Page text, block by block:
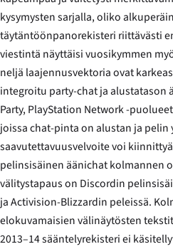
kysymysten sarjalla, oliko
täytäntöönpanorekisteri riittävästi
viestintä näyttäisi vuosikymmen
neljä laajennusvektoria ovat
integroitu party-chat ja alustatason
Party, PlayStation Network -
joissa chat-pinta on alustan ja pelin
saavutettavuusvelvoite voi
pelinsisäinen äänichat kolmannen
välitystapaus on Discordin
ja Activision-Blizzardin peleissä.
elokuvamaisien välinäytösten
2013–14 sääntelyrekisteri ei